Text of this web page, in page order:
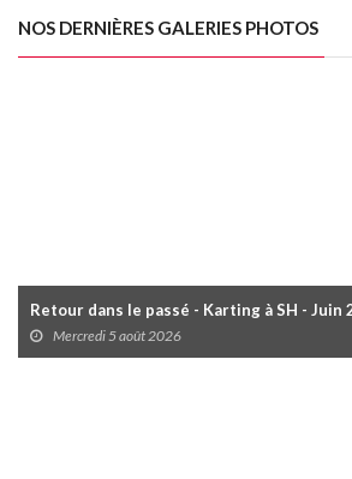
NOS DERNIÈRES GALERIES PHOTOS
Retour dans le passé - Karting à SH - Juin
Mercredi 5 août 2026